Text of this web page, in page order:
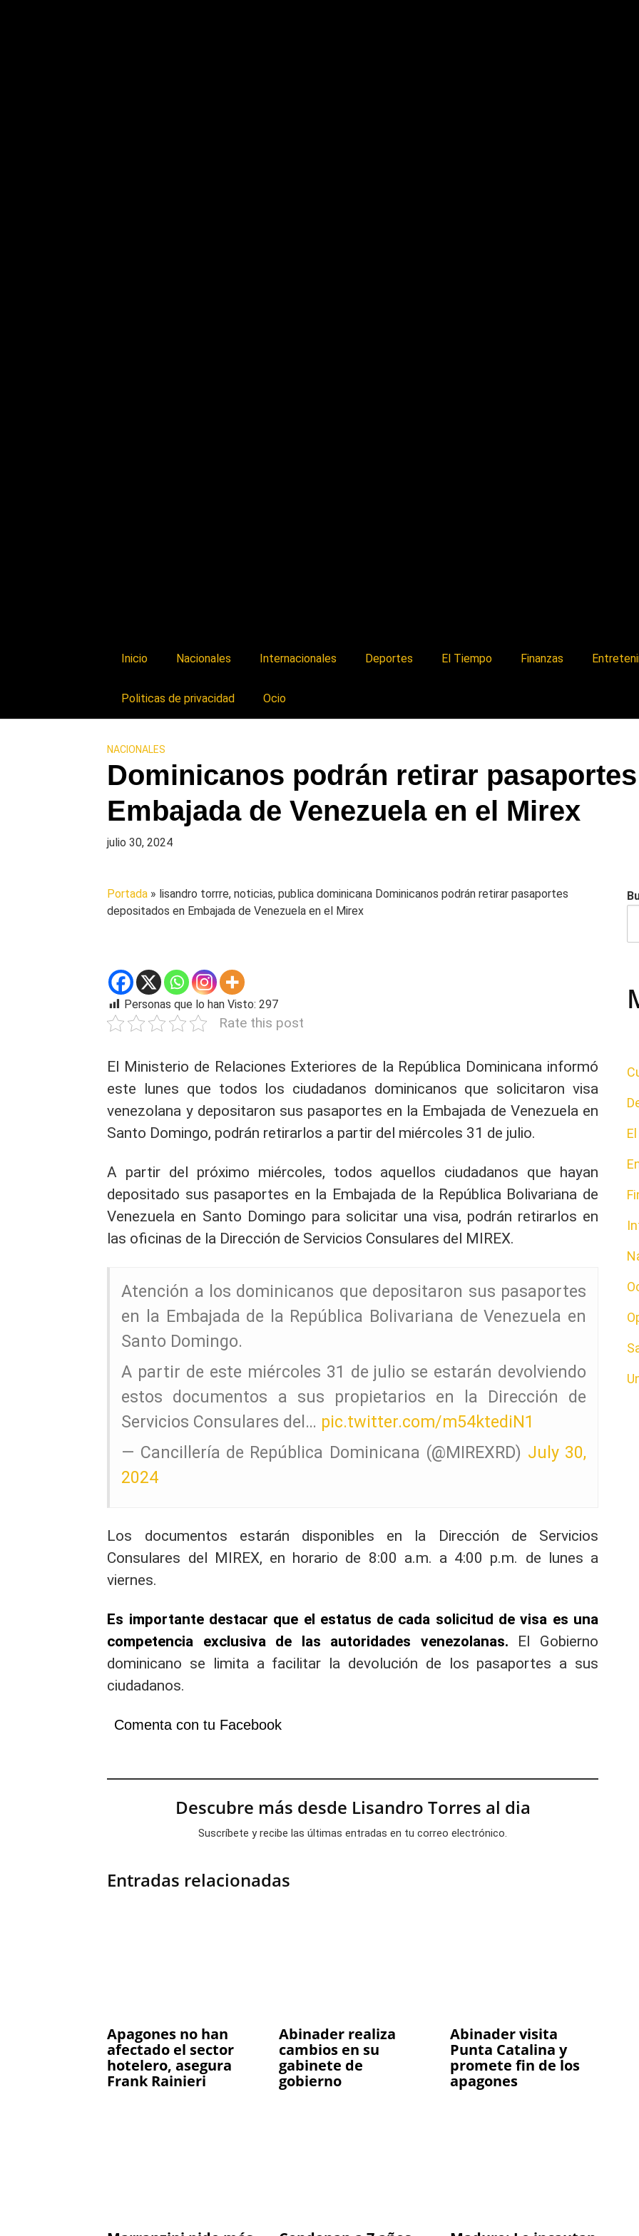
Inicio Nacionales Internacionales Deportes El Tiempo Finanzas
Politicas de privacidad Ocio
NACIONALES
Dominicanos podrán retirar
Embajada de Venezuela en el Mirex
julio 30, 2024
Portada » lisandro torrre, noticias, publica dominicana Dominicanos podrán retirar pasaportes
depositados en Embajada de Venezuela en el Mirex
Personas que lo han Visto: 297
Rate this post
El Ministerio de Relaciones Exteriores de la República Dominicana informó
este lunes que todos los ciudadanos dominicanos que solicitaron visa
venezolana y depositaron sus pasaportes en la Embajada de Venezuela en
Santo Domingo, podrán retirarlos a partir del miércoles 31 de julio.
A partir del próximo miércoles, todos aquellos ciudadanos que hayan
depositado sus pasaportes en la Embajada de la República Bolivariana de
Venezuela en Santo Domingo para solicitar una visa, podrán retirarlos en
las oficinas de la Dirección de Servicios Consulares del MIREX.
Atención a los dominicanos que depositaron sus pasaportes
en la Embajada de la República Bolivariana de Venezuela en
Santo Domingo.
A partir de este miércoles 31 de julio se estarán devolviendo
estos documentos a sus propietarios en la Dirección de
Servicios Consulares del… pic.twitter.com/m54ktediN1
— Cancillería de República Dominicana (@MIREXRD) July 30,
2024
Los documentos estarán disponibles en la Dirección de Servicios
Consulares del MIREX, en horario de 8:00 a.m. a 4:00 p.m. de lunes a
viernes.
Es importante destacar que el estatus de cada solicitud de visa es una
competencia exclusiva de las autoridades venezolanas. El Gobierno
dominicano se limita a facilitar la devolución de los pasaportes a sus
ciudadanos.
Comenta con tu Facebook
Descubre más desde Lisandro Torres al dia
Suscríbete y recibe las últimas entradas en tu correo electrónico.
Entradas relacionadas
Apagones no han
afectado el sector
hotelero, asegura
Frank Rainieri
Abinader realiza
cambios en su
gabinete de
gobierno
Abinader visita
Punta Catalina y
promete fin de los
apagones